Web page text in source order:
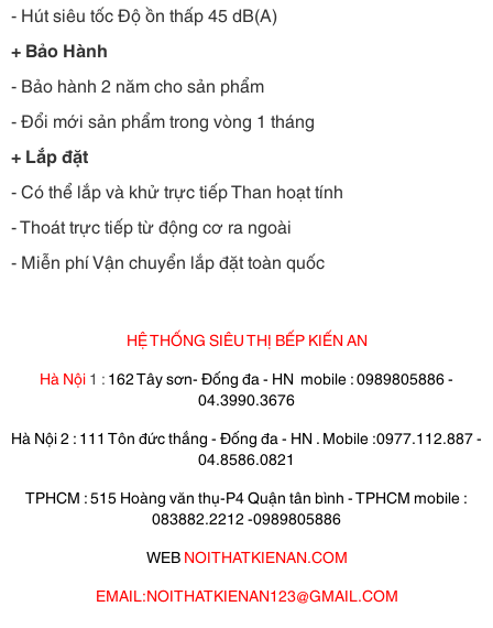
- Hút siêu tốc Ðộ ồn thấp 45 dB(A)
+ Bảo Hành
- Bảo hành 2 năm cho sản phẩm
- Đổi mới sản phẩm trong vòng 1 tháng
+ Lắp đặt
- Có thể lắp và khử trực tiếp Than hoạt tính
- Thoát trực tiếp từ động cơ ra ngoài
- Miễn phí Vận chuyển lắp đặt toàn quốc
HỆ THỐNG SIÊU THỊ BẾP KIẾN AN
Hà Nội 1 : 162 Tây sơn- Đống đa - HN mobile : 0989805886 -
04.3990.3676
Hà Nội 2 : 111 Tôn đức thắng - Đống đa - HN . Mobile :0977.112.887 -
04.8586.0821
TPHCM : 515 Hoàng văn thụ-P4 Quận tân bình - TPHCM mobile :
083882.2212 -0989805886
WEB NOITHATKIENAN.COM
EMAIL:NOITHATKIENAN123@GMAIL.COM